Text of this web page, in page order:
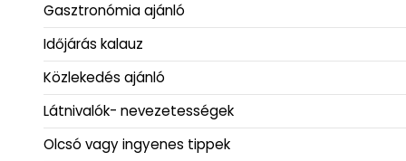
Gasztronómia ajánló
Időjárás kalauz
Közlekedés ajánló
Látnivalók- nevezetességek
Olcsó vagy ingyenes tippek